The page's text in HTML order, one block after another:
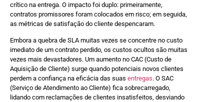
crítico na entrega. O impacto foi duplo: primeiramente,
contratos promissores foram colocados em risco; em seguida,
as métricas de satisfação do cliente despencaram.
Embora a quebra de SLA muitas vezes se concentre no custo
imediato de um contrato perdido, os custos ocultos são muitas
vezes mais devastadores. Um aumento no CAC (Custo de
Aquisição de Cliente) surge quando potenciais novos clientes
perdem a confiança na eficácia das suas entregas. O SAC
(Serviço de Atendimento ao Cliente) fica sobrecarregado,
lidando com reclamações de clientes insatisfeitos, desviando